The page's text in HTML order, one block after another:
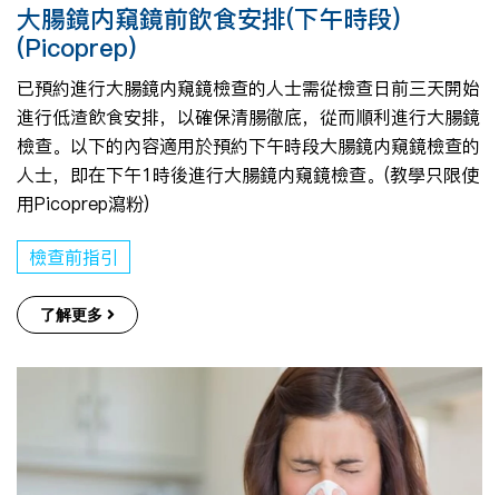
大腸鏡内窺鏡前飲食安排(下午時段)
(Picoprep)
已預約進行大腸鏡内窺鏡檢查的人士需從檢查日前三天開始
進行低渣飲食安排，以確保清腸徹底，從而順利進行大腸鏡
檢查。以下的內容適用於預約下午時段大腸鏡内窺鏡檢查的
人士，即在下午1時後進行大腸鏡内窺鏡檢查。(教學只限使
用Picoprep瀉粉)
檢查前指引
了解更多